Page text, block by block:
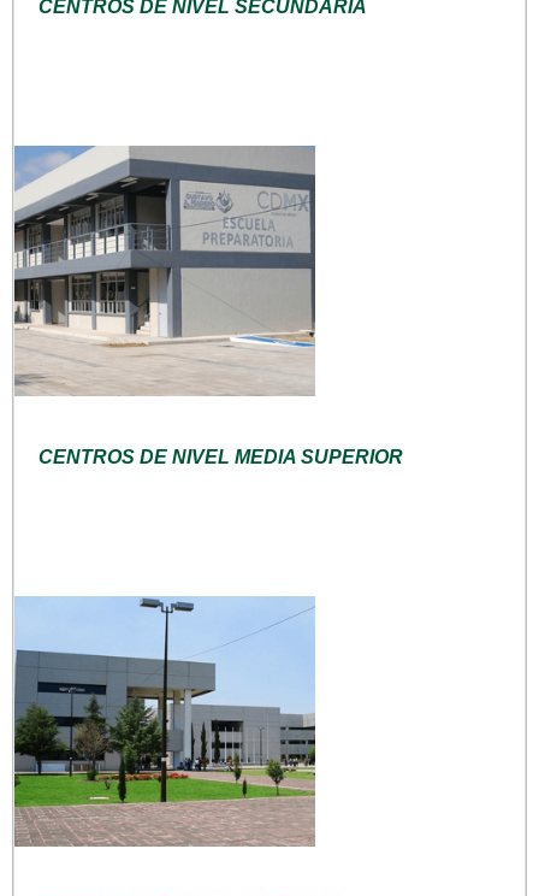
CENTROS DE NIVEL SECUNDARIA
CENTROS DE NIVEL MEDIA SUPERIOR